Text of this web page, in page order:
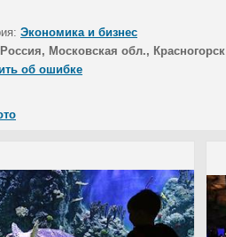
Экономика и бизнес
Россия, Московская обл., Красногорск
об ошибке